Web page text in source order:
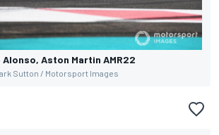
Alonso, Aston Martin AMR22
Sutton / Motorsport Images